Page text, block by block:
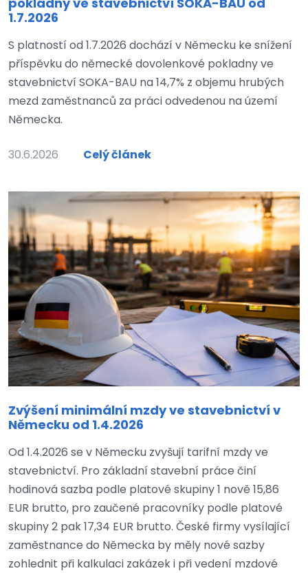
1.7.2026
S platností od 1.7.2026 dochází v Německu ke snížení
příspěvku do německé dovolenkové pokladny ve
stavebnictví SOKA-BAU na 14,7% z objemu hrubých
mezd zaměstnanců za práci odvedenou na území
Německa.
30.6.2026 Celý článek
Zvýšení minimální mzdy ve stavebnictví v
Německu od 1.4.2026
Od 1.4.2026 se v Německu zvyšují tarifní mzdy ve
stavebnictví. Pro základní stavební práce činí
hodinová sazba podle platové skupiny 1 nově 15,86
EUR brutto, pro zaučené pracovníky podle platové
skupiny 2 pak 17,34 EUR brutto. České firmy vysílající
zaměstnance do Německa by měly nové sazby
zohlednit při kalkulaci zakázek i při vedení mzdové